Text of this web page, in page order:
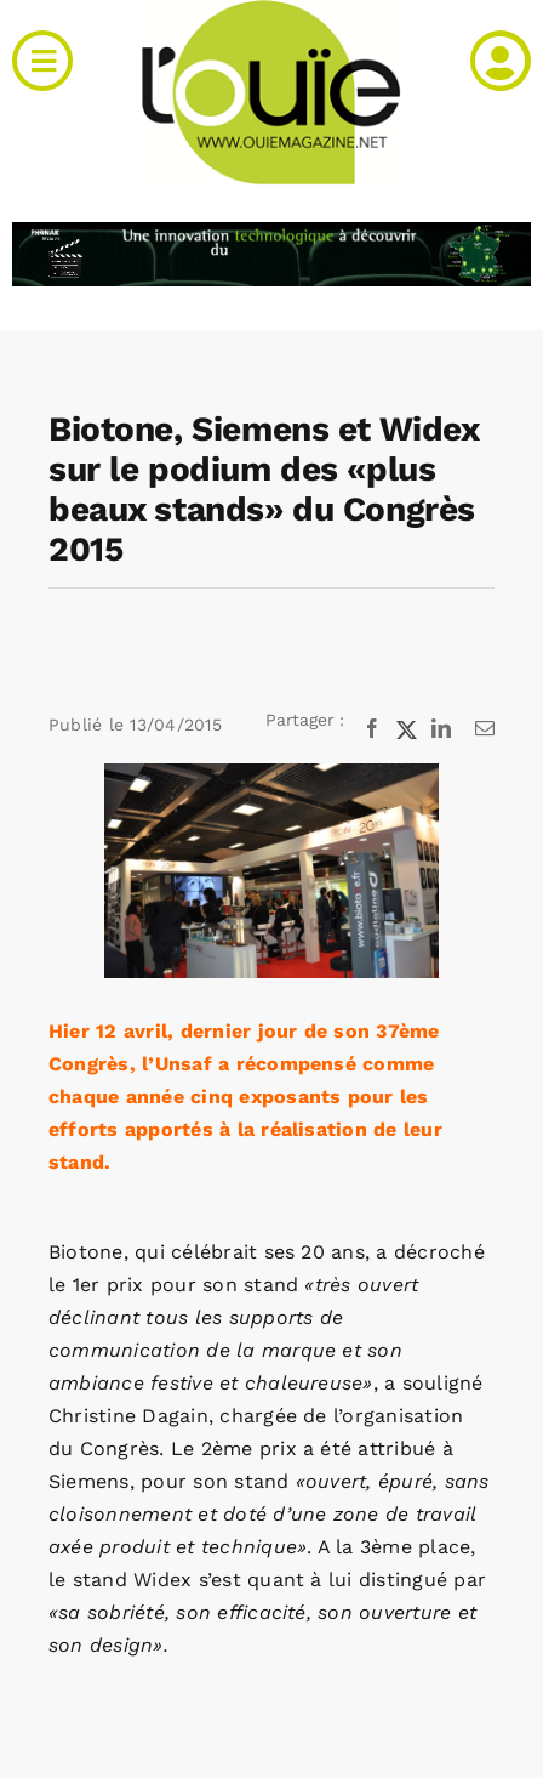
au
contenu
Toggle
Navigation
RH et emploi
Agenda
Kiosque
Annonces emploi
Biotone, Siemens et Widex
sur le podium des «plus
beaux stands» du Congrès
2015
Publié le 13/04/2015 Partager : Facebook
X LinkedInEmail
l'image
agrandie
Hier 12 avril, dernier jour de son 37ème
Congrès, l’Unsaf a récompensé comme
chaque année cinq exposants pour les
efforts apportés à la réalisation de leur
stand.
Biotone, qui célébrait ses 20 ans, a décroché
le 1er prix pour son stand «très ouvert
déclinant tous les supports de
communication de la marque et son
ambiance festive et chaleureuse», a souligné
Christine Dagain, chargée de l’organisation
du Congrès. Le 2ème prix a été attribué à
Siemens, pour son stand «ouvert, épuré, sans
cloisonnement et doté d’une zone de travail
axée produit et technique». A la 3ème place,
le stand Widex s’est quant à lui distingué par
«sa sobriété, son efficacité, son ouverture et
son design».